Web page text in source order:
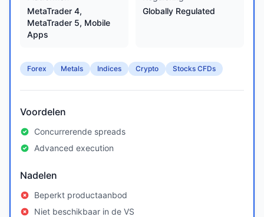
MetaTrader 4,
MetaTrader 5, Mobile
Apps
Globally Regulated
Forex Metals Indices Crypto Stocks CFDs
Voordelen
Concurrerende spreads
Advanced execution
Nadelen
Beperkt productaanbod
Niet beschikbaar in de VS